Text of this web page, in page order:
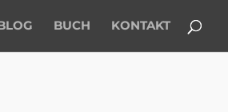
BUCH KONTAKT